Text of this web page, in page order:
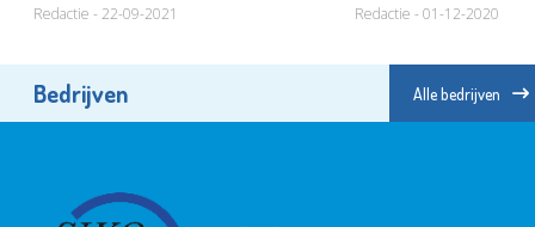
Redactie - 22-09-2021 Redactie - 01-12-2020
Bedrijven Alle bedrijven